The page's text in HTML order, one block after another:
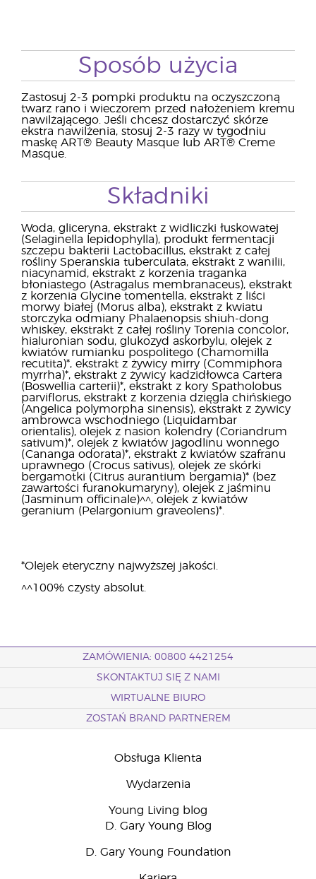
Sposób użycia
Zastosuj 2-3 pompki produktu na oczyszczoną
twarz rano i wieczorem przed nałożeniem kremu
nawilżającego. Jeśli chcesz dostarczyć skórze
ekstra nawilżenia, stosuj 2-3 razy w tygodniu
maskę ART® Beauty Masque lub ART® Creme
Masque.
Składniki
Woda, gliceryna, ekstrakt z widliczki łuskowatej
(Selaginella lepidophylla), produkt fermentacji
szczepu bakterii Lactobacillus, ekstrakt z całej
rośliny Speranskia tuberculata, ekstrakt z wanilii,
niacynamid, ekstrakt z korzenia traganka
błoniastego (Astragalus membranaceus), ekstrakt
z korzenia Glycine tomentella, ekstrakt z liści
morwy białej (Morus alba), ekstrakt z kwiatu
storczyka odmiany Phalaenopsis shiuh-dong
whiskey, ekstrakt z całej rośliny Torenia concolor,
hialuronian sodu, glukozyd askorbylu, olejek z
kwiatów rumianku pospolitego (Chamomilla
recutita)*, ekstrakt z żywicy mirry (Commiphora
myrrha)*, ekstrakt z żywicy kadzidłowca Cartera
(Boswellia carterii)*, ekstrakt z kory Spatholobus
parviflorus, ekstrakt z korzenia dzięgla chińskiego
(Angelica polymorpha sinensis), ekstrakt z żywicy
ambrowca wschodniego (Liquidambar
orientalis), olejek z nasion kolendry (Coriandrum
sativum)*, olejek z kwiatów jagodlinu wonnego
(Cananga odorata)*, ekstrakt z kwiatów szafranu
uprawnego (Crocus sativus), olejek ze skórki
bergamotki (Citrus aurantium bergamia)* (bez
zawartości furanokumaryny), olejek z jaśminu
(Jasminum officinale)^^, olejek z kwiatów
geranium (Pelargonium graveolens)*.
*Olejek eteryczny najwyższej jakości.
^^100% czysty absolut.
ZAMÓWIENIA: 00800 4421254
SKONTAKTUJ SIĘ Z NAMI
WIRTUALNE BIURO
ZOSTAŃ BRAND PARTNEREM
Obsługa Klienta
Wydarzenia
Young Living blog
D. Gary Young Blog
D. Gary Young Foundation